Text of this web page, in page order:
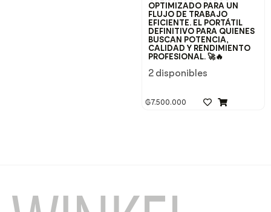
OPTIMIZADO PARA UN
FLUJO DE TRABAJO
EFICIENTE. EL PORTÁTIL
DEFINITIVO PARA QUIENES
BUSCAN POTENCIA,
CALIDAD Y RENDIMIENTO
PROFESIONAL. 🚀🔥
2 disponibles
₲7.500.000